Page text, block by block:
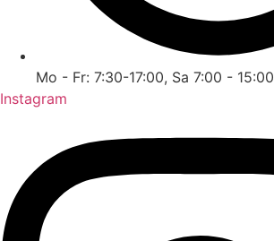
Mo - Fr: 7:30-17:00, Sa 7:00 - 15:00
Instagram